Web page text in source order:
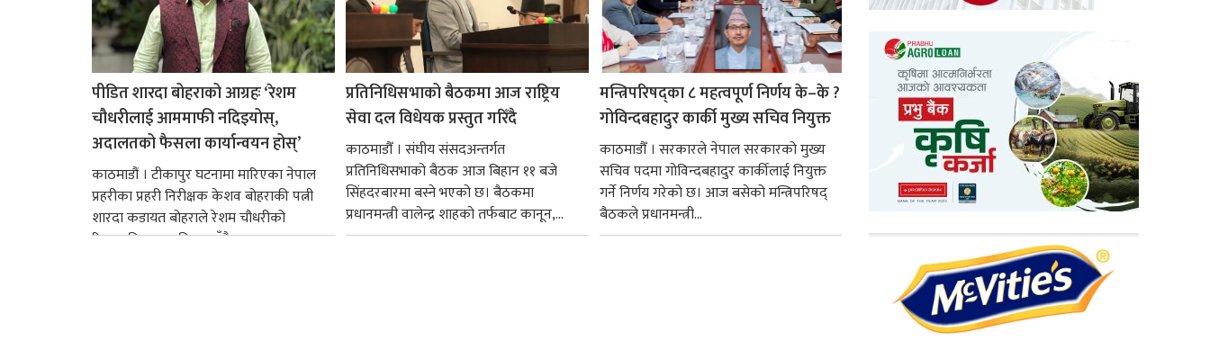
पीडित शारदा बोहराको आग्रहः ‘रेशम
चौधरीलाई आममाफी नदिइयोस्,
अदालतको फैसला कार्यान्वयन होस्’
काठमाडौं । टीकापुर घटनामा मारिएका नेपाल
प्रहरीका प्रहरी निरीक्षक केशव बोहराकी पत्नी
शारदा कडायत बोहराले रेशम चौधरीको
रिहाइप्रति असहमति जनाउँदै...
प्रतिनिधिसभाको बैठकमा आज राष्ट्रिय
सेवा दल विधेयक प्रस्तुत गरिँदै
काठमाडौँ । संघीय संसदअन्तर्गत
प्रतिनिधिसभाको बैठक आज बिहान ११ बजे
सिंहदरबारमा बस्ने भएको छ। बैठकमा
प्रधानमन्त्री वालेन्द्र शाहको तर्फबाट कानून,...
मन्त्रिपरिषद्का ८ महत्वपूर्ण निर्णय के–के ?
गोविन्दबहादुर कार्की मुख्य सचिव नियुक्त
काठमाडौँ । सरकारले नेपाल सरकारको मुख्य
सचिव पदमा गोविन्दबहादुर कार्कीलाई नियुक्त
गर्ने निर्णय गरेको छ। आज बसेको मन्त्रिपरिषद्
बैठकले प्रधानमन्त्री...